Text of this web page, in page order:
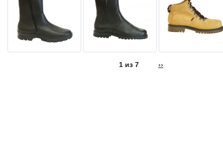
1 из 7 ››